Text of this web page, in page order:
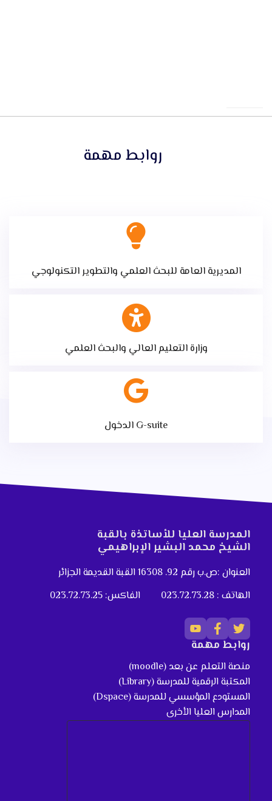
روابط مهمة
المديرية العامة للبحث العلمي والتطوير التكنولوجي
وزارة التعليم العالي والبحث العلمي
الدخول G-suite
المدرسة العليا للأساتذة بالقبة
الشيخ محمد البشير الإبراهيمي
العنوان :ص.ب رقم 92. 16308 القبة القديمة الجزائر
الهاتف : 023.72.73.28
الفاكس: 023.72.73.25
روابط مهمة
منصة التعلم عن بعد (moodle)
المكتبة الرقمية للمدرسة (Library)
المستودع المؤسسي للمدرسة (Dspace)
المدارس العليا الأخرى